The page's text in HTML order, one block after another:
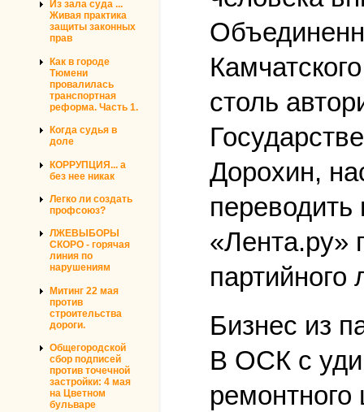
Из зала суда ...
Живая практика
защиты законных
прав
Как в городе
Тюмени
провалилась
транспортная
реформа. Часть 1.
Когда судья в
доле
КОРРУПЦИЯ... а
без нее никак
Легко ли создать
профсоюз?
ЛЖЕВЫБОРЫ
СКОРО - горячая
линия по
нарушениям
Митинг 22 мая
против
строительства
дороги.
Общегородской
сбор подписей
против точечной
застройки: 4 мая
на Цветном
бульваре
столь
Дорохин,
«Лента.ру»
партийного
Бизнес из
В ОСК с